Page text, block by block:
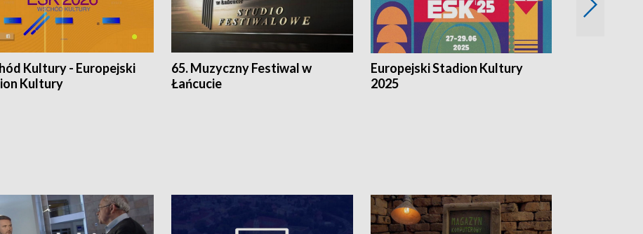
Kultury - Europejski
Kultury
65. Muzyczny Festiwal w
Łańcucie
Europejski Stadion Kultury
2025